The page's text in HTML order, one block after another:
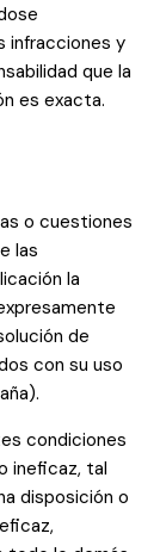
infracciones y
que la
es exacta.
o cuestiones
las
la
de
con su uso
condiciones
ineficaz, tal
disposición o